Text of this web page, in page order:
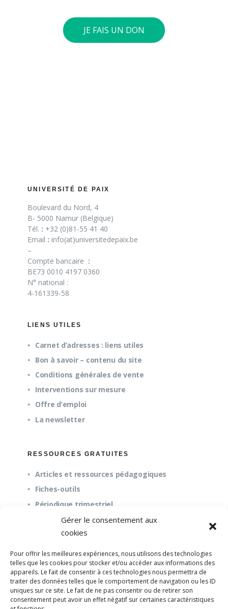
Gérer le consentement aux
cookies
Pour offrir les meilleures expériences, nous utilisons des technologies
telles que les cookies pour stocker et/ou accéder aux informations des
appareils. Le fait de consentir à ces technologies nous permettra de
traiter des données telles que le comportement de navigation ou les ID
uniques sur ce site. Le fait de ne pas consentir ou de retirer son
consentement peut avoir un effet négatif sur certaines caractéristiques
JE FAIS UN DON
UNIVERSITÉ DE PAIX
Boulevard du Nord, 4
B- 5000 Namur (Belgique)
Tél. : +32 (0)81-55 41 40
Email : info(at)universitedepaix.be
–
Compte bancaire :
BE73 0010 4197 0360
N° national :
4-161339-58
LIENS UTILES
Carnet d’adresses : liens utiles
Bon à savoir – contenu du site
Conditions générales de vente
Interventions sur mesure
Offre d’emploi
La newsletter
RESSOURCES GRATUITES
Articles et ressources pédagogiques
Fiches-outils
Périodique trimestriel
À propos
Questions fréquentes (FAQ)
Mission et pédagogie